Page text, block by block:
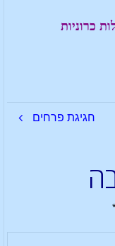
כרוניות
חגיגת פרחים
*